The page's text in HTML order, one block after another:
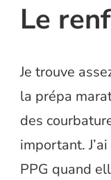
Le
Je trouve
la prépa
des
important.
PPG quand